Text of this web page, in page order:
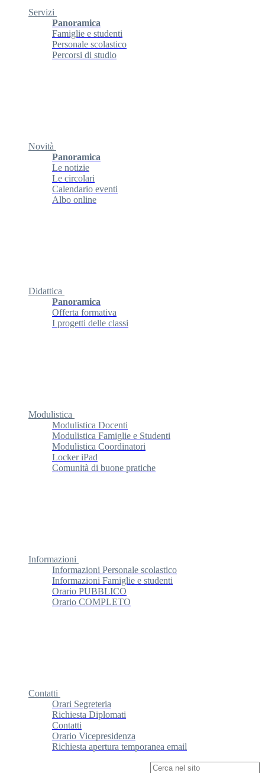
Servizi
Panoramica
Famiglie e studenti
Personale scolastico
Percorsi di studio
Novità
Panoramica
Le notizie
Le circolari
Calendario eventi
Albo online
Didattica
Panoramica
Offerta formativa
I progetti delle classi
Modulistica
Modulistica Docenti
Modulistica Famiglie e Studenti
Modulistica Coordinatori
Locker iPad
Comunità di buone pratiche
Informazioni
Informazioni Personale scolastico
Informazioni Famiglie e studenti
Orario PUBBLICO
Orario COMPLETO
Contatti
Orari Segreteria
Richiesta Diplomati
Contatti
Orario Vicepresidenza
Richiesta apertura temporanea email